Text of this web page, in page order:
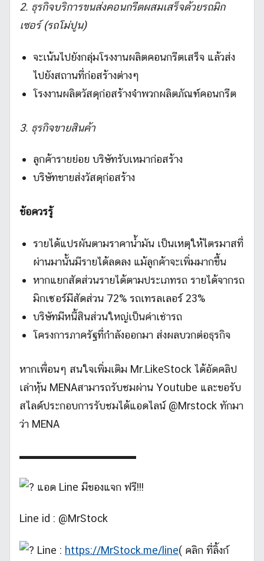
2. ธุรกิจบริการขนส่งคอนกรีตผสมเสร็จด้วยรถมิก
เซอร์ (รถโม่ปูน)
จะเน้นไปยังกลุ่มโรงงานผลิตคอนกรีตเสร็จ แล้วส่ง
ไปยังสถานที่ก่อสร้างต่างๆ
โรงงานผลิตวัสดุก่อสร้างจำพวกผลิตภัณฑ์คอนกรีต
3. ธุรกิจขายสินค้า
ลูกค้ารายย่อย บริษัทรับเหมาก่อสร้าง
บริษัทขายส่งวัสดุก่อสร้าง
ข้อควรรู้
รายได้แปรผันตามราคาน้ำมัน เป็นเหตุให้ไตรมาสที่
ผ่านมานั้นมีรายได้ลดลง แม้ลูกค้าจะเพิ่มมากขึ้น
หากแยกสัดส่วนรายได้ตามประเภทรถ รายได้จากรถ
มิกเซอร์มีสัดส่วน 72% รถเทรลเลอร์ 23%
บริษัทมีหนี้สินส่วนใหญ่เป็นค่าเช่ารถ
โครงการภาครัฐที่กำลังออกมา ส่งผลบวกต่อธุรกิจ
หากเพื่อนๆ สนใจเพิ่มเติม Mr.LikeStock ได้อัดคลิป
เล่าหุ้น MENAสามารถรับชมผ่าน Youtube และขอรับ
สไลด์ประกอบการรับชมได้แอดไลน์ @Mrstock ทักมา
ว่า MENA
▬▬▬▬▬▬▬▬▬▬▬
แอด Line มีของแจก ฟรี!!!
Line id : @MrStock
Line : https://MrStock.me/line( คลิก ที่ลิ้งก์